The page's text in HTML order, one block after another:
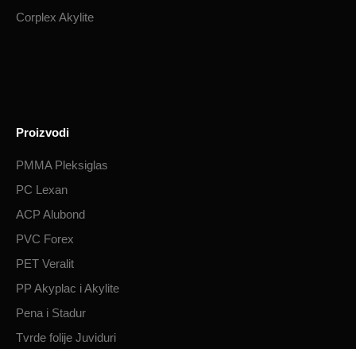
Corplex Akylite
Proizvodi
PMMA Pleksiglas
PC Lexan
ACP Alubond
PVC Forex
PET Veralit
PP Akyplac i Akylite
Pena i Stadur
Tvrde folije Juviduri